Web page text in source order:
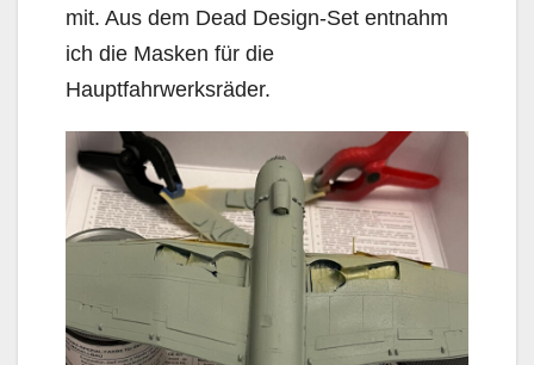
mit. Aus dem Dead Design-Set entnahm
ich die Masken für die
Hauptfahrwerksräder.